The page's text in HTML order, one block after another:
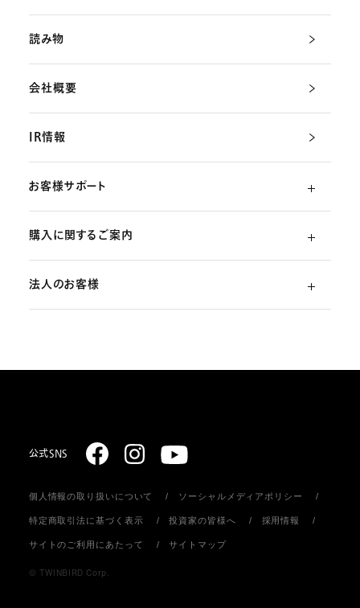
読み物
会社概要
IR情報
お客様サポート
よくあるご質問
部品・消耗品のご注文
購入に関するご案内
ご利用ガイド（初めての方）
お届けについて
返品・キャンセル
法人のお客様
公式SNS
個人情報の取り扱いについて ソーシャルメディアポリシー
特定商取引法に基づく表示 投資家の皆様へ 採用情報
サイトのご利用にあたって サイトマップ
© TWINBIRD Corp.